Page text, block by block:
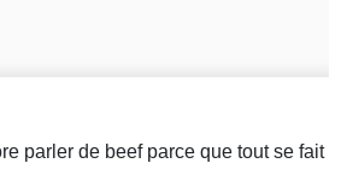
parler de beef parce que tout se fait